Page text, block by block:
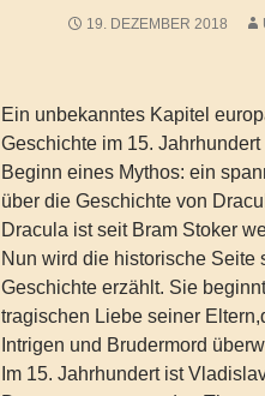
19. DEZEMBER 2018
Ein unbekanntes Kapitel
Geschichte im 15. Jahrhundert
Beginn eines Mythos: ein
über die Geschichte von
Dracula ist seit Bram Stoker
Nun wird die historische Seite
Geschichte erzählt. Sie
tragischen Liebe seiner
Intrigen und Brudermord
Im 15. Jahrhundert ist